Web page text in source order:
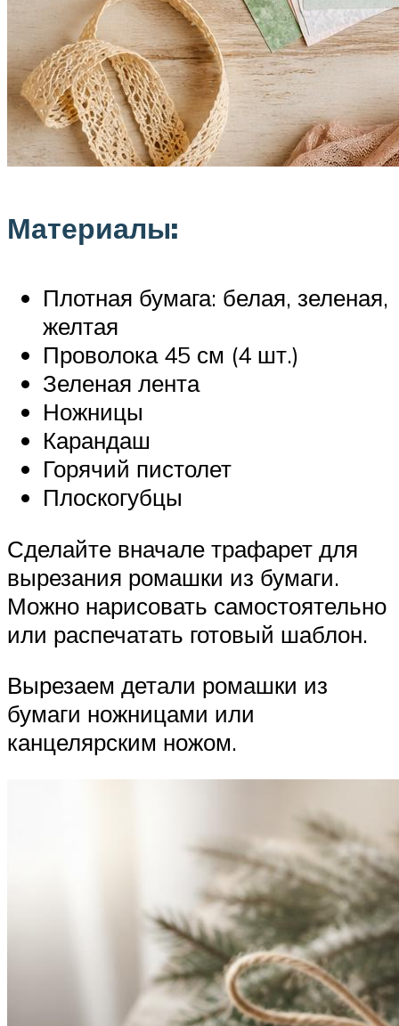
Материалы:
Плотная бумага: белая, зеленая,
желтая
Проволока 45 см (4 шт.)
Зеленая лента
Ножницы
Карандаш
Горячий пистолет
Плоскогубцы
Сделайте вначале трафарет для
вырезания ромашки из бумаги.
Можно нарисовать самостоятельно
или распечатать готовый шаблон.
Вырезаем детали ромашки из
бумаги ножницами или
канцелярским ножом.